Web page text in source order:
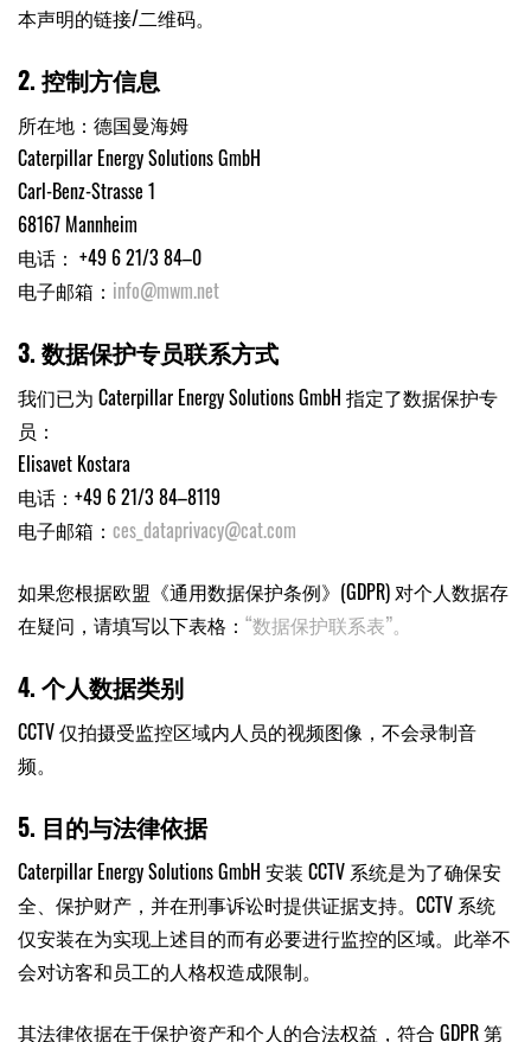
本声明的链接/二维码。
2. 控制方信息
所在地：德国曼海姆
Caterpillar Energy Solutions GmbH
Carl-Benz-Strasse 1
68167 Mannheim
电话： +49 6 21/3 84–0
电子邮箱： info@mwm.net
3. 数据保护专员联系方式
我们已为 Caterpillar Energy Solutions GmbH 指定了数据保护专
员：
Elisavet Kostara
电话：+49 6 21/3 84–8119
电子邮箱： ces_dataprivacy@cat.com
如果您根据欧盟《通用数据保护条例》(GDPR) 对个人数据存
在疑问，请填写以下表格： “数据保护联系表”。
4. 个人数据类别
CCTV 仅拍摄受监控区域内人员的视频图像，不会录制音
频。
5. 目的与法律依据
Caterpillar Energy Solutions GmbH 安装 CCTV 系统是为了确保安
全、保护财产，并在刑事诉讼时提供证据支持。CCTV 系统
仅安装在为实现上述目的而有必要进行监控的区域。此举不
会对访客和员工的人格权造成限制。
其法律依据在于保护资产和个人的合法权益，符合 GDPR 第